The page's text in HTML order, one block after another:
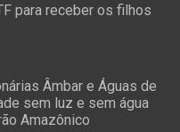
para receber os filhos
Âmbar e Águas de
sem luz e sem água
Amazônico